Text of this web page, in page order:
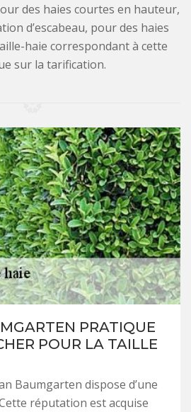
des haies courtes en hauteur,
d’escabeau, pour des haies
haie correspondant à cette
sur la tarification.
PRATIQUE
POUR LA TAILLE
Baumgarten dispose d’une
réputation est acquise